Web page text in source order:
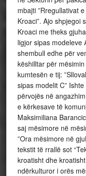
mbajti ”Rregullativat
Kroaci”. Ajo shpjegoi
Kroaci me theks
ligjor sipas modeleve
shembull edhe për
këshilltar për
kumtesën e tij:
sipas modelit C”
përvojës në
e kërkesave të
Maksimiliana
saj mësimore në
”Ora mësimore në
tekstit të rrallë sot
kroatisht dhe
ndërkulturor i orës